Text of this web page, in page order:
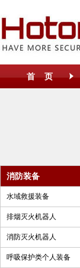
首 页
消防装备
水域救援装备
排烟灭火机器人
消防灭火机器人
呼吸保护类个人装备